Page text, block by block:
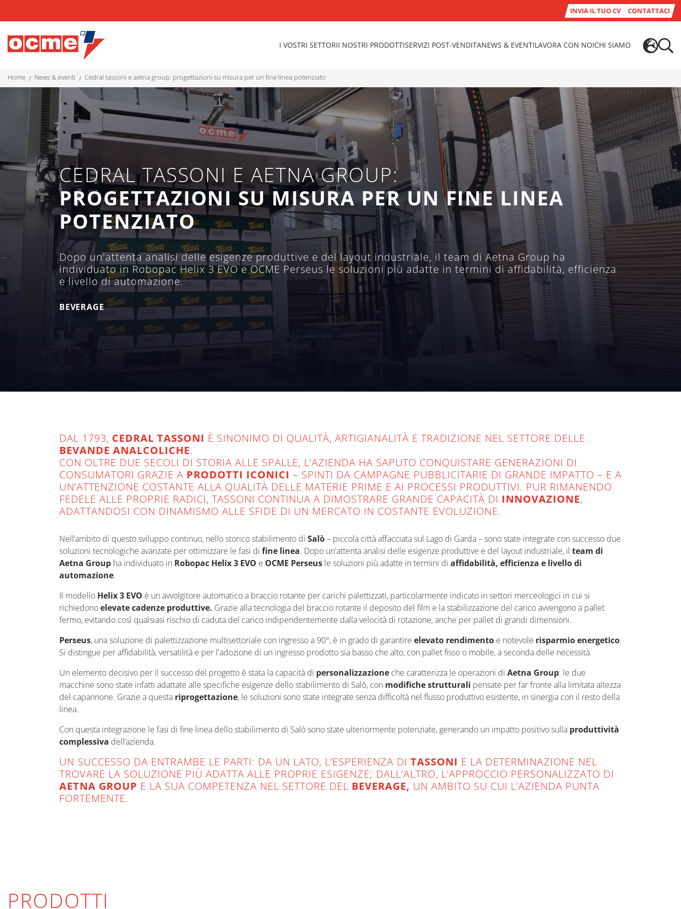
INVIA IL TUO CV CONTATTACI
I VOSTRI SETTORII NOSTRI PRODOTTISERVIZI POST-VENDITANEWS & EVENTILAVORA CON NOICHI SIAMO
home news & eventi cedral tassoni e aetna group: progettazioni su misura per un fine linea potenziato
CEDRAL TASSONI E AETNA GROUP:
PROGETTAZIONI SU MISURA PER UN FINE LINEA
POTENZIATO
Dopo un'attenta analisi delle esigenze produttive e del layout industriale, il team di Aetna Group ha
individuato in Robopac Helix 3 EVO e OCME Perseus le soluzioni più adatte in termini di affidabilità, efficienza
e livello di automazione.
BEVERAGE
DAL 1793, CEDRAL TASSONI È SINONIMO DI QUALITÀ, ARTIGIANALITÀ E TRADIZIONE NEL SETTORE DELLE
BEVANDE ANALCOLICHE.
CON OLTRE DUE SECOLI DI STORIA ALLE SPALLE, L’AZIENDA HA SAPUTO CONQUISTARE GENERAZIONI DI
CONSUMATORI GRAZIE A PRODOTTI ICONICI – SPINTI DA CAMPAGNE PUBBLICITARIE DI GRANDE IMPATTO – E A
UN’ATTENZIONE COSTANTE ALLA QUALITÀ DELLE MATERIE PRIME E AI PROCESSI PRODUTTIVI. PUR RIMANENDO
FEDELE ALLE PROPRIE RADICI, TASSONI CONTINUA A DIMOSTRARE GRANDE CAPACITÀ DI INNOVAZIONE,
ADATTANDOSI CON DINAMISMO ALLE SFIDE DI UN MERCATO IN COSTANTE EVOLUZIONE.
Nell’ambito di questo sviluppo continuo, nello storico stabilimento di Salò– piccola città affacciata sul Lago di Garda – sono state integrate con successo due
soluzioni tecnologiche avanzate per ottimizzare le fasi di fine linea. Dopo un'attenta analisi delle esigenze produttive e del layout industriale, il team di
Aetna Group ha individuato in Robopac Helix 3 EVO e OCME Perseus le soluzioni più adatte in termini di affidabilità, efficienza e livello di
automazione.
Il modello Helix 3 EVO è un avvolgitore automatico a braccio rotante per carichi palettizzati, particolarmente indicato in settori merceologici in cui si
richiedonoelevate cadenze produttive. Grazie alla tecnologia del braccio rotante il deposito del film e la stabilizzazione del carico avvengono a pallet
fermo, evitando così qualsiasi rischio di caduta del carico indipendentemente dalla velocità di rotazione, anche per pallet di grandi dimensioni.
Perseus, una soluzione di palettizzazione multisettoriale con ingresso a 90°, è in grado di garantire elevato rendimento e notevole risparmio energetico.
Si distingue per affidabilità, versatilità e per l'adozione di un ingresso prodotto sia basso che alto, con pallet fisso o mobile, a seconda delle necessità.
Un elemento decisivo per il successo del progetto è stata la capacità di personalizzazione che caratterizza le operazioni di Aetna Group: le due
macchine sono state infatti adattate alle specifiche esigenze dello stabilimento di Salò, con modifiche strutturali pensate per far fronte alla limitata altezza
del capannone. Grazie a questa riprogettazione, le soluzioni sono state integrate senza difficoltà nel flusso produttivo esistente, in sinergia con il resto della
linea.
Con questa integrazione le fasi di fine linea dello stabilimento di Salò sono state ulteriormente potenziate, generando un impatto positivo sulla produttività
complessiva dell’azienda.
UN SUCCESSO DA ENTRAMBE LE PARTI: DA UN LATO, L’ESPERIENZA DI TASSONI E LA DETERMINAZIONE NEL
TROVARE LA SOLUZIONE PIÙ ADATTA ALLE PROPRIE ESIGENZE; DALL’ALTRO, L’APPROCCIO PERSONALIZZATO DI
AETNA GROUP E LA SUA COMPETENZA NEL SETTORE DEL BEVERAGE, UN AMBITO SU CUI L’AZIENDA PUNTA
FORTEMENTE.
PRODOTTI